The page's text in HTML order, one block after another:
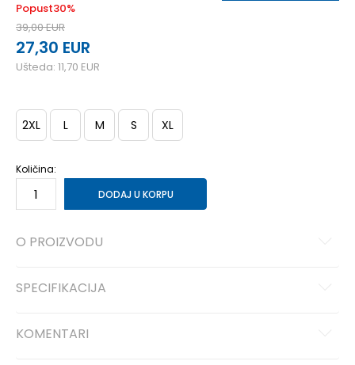
Popust30%
39,00EUR
27,30 EUR
Ušteda: 11,70 EUR
2XL L M S XL
Količina:
DODAJ U KORPU
O PROIZVODU
SPECIFIKACIJA
KOMENTARI